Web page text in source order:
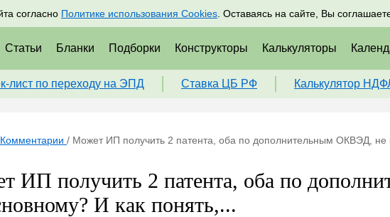
согласно Политике использования Cookies . Оставаясь на сайте, Вы
Подписаться
Статьи Бланки Подборки Конструкторы Калькуляторы
лист по переходу на ЭПД Ставка ЦБ РФ Калькулятор
Комментарии / Может ИП получить 2 патента, оба по дополнительным ОКВЭД, не
ИП получить 2 патента, оба по
И как понять,...